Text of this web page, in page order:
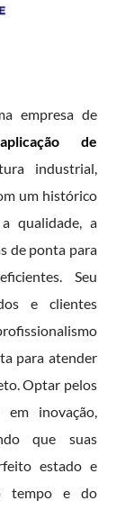
empresa de
aplicação de
industrial,
um histórico
qualidade, a
de ponta para
Seu
e clientes
para atender
Optar pelos
em inovação,
que suas
estado e
tempo e do